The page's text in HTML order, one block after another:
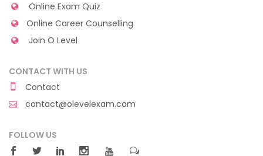
Online Exam Quiz
Online Career Counselling
Join O Level
CONTACT WITH US
Contact
contact@olevelexam.com
FOLLOW US